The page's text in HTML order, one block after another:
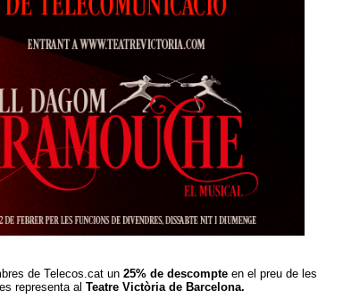
de Telecos.cat un 25% de descompte en el preu de les
representa al Teatre Victòria de Barcelona.